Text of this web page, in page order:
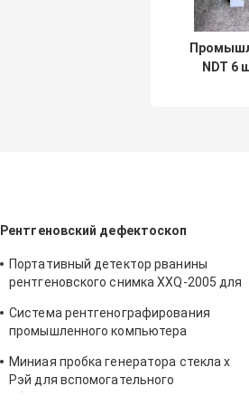
NDT 6
Рентгеновский дефектоскоп
Портативный детектор рванины
рентгеновского снимка XXQ-2005 для
Система рентгенографирования
промышленного компьютера
снимка в реальном масштабе
времени
Миниая пробка генератора стекла x
Рэй для вспомогательного
оборудования детектора рванины